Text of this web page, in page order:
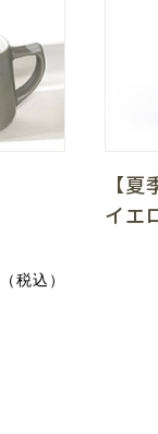
（税込）
【
イエ